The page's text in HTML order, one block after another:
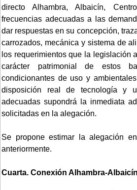
directo Alhambra, Albaicín,
frecuencias adecuadas a las
dar respuestas en su concepción,
carrozados, mecánica y sistema de
los requerimientos que la legislación
carácter patrimonial de estos
condicionantes de uso y
disposición real de tecnología y
adecuadas supondrá la inmediata
solicitadas en la alegación.
Se propone estimar la alegación
anteriormente.
Cuarta. Conexión Alhambra-